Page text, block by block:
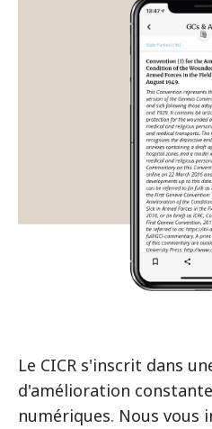
Le CICR s'inscrit dans
d'amélioration
numériques. Nous vous